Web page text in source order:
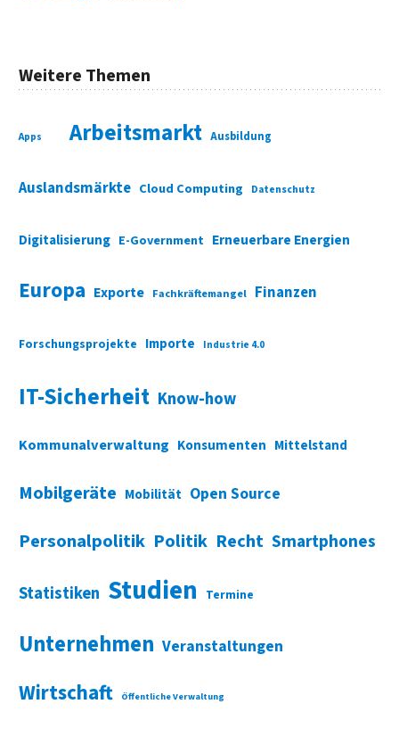
Weitere Themen
Apps Arbeitsmarkt Ausbildung
Auslandsmärkte Cloud Computing Datenschutz
Digitalisierung E-Government Erneuerbare Energien
Europa Exporte Fachkräftemangel Finanzen
Forschungsprojekte Importe Industrie 4.0
IT-Sicherheit Know-how
Kommunalverwaltung Konsumenten Mittelstand
Mobilgeräte Mobilität Open Source
Personalpolitik Politik Recht Smartphones
Statistiken Studien Termine
Unternehmen Veranstaltungen
Wirtschaft Öffentliche Verwaltung